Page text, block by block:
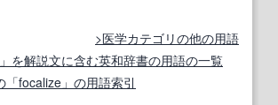
医学カテゴリの他の用語
」を解説文に含む英和辞書の用語の一覧
「focalize」の用語索引